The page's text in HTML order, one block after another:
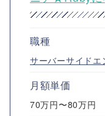
職種
サーバーサイドエ
月額単価
70万円〜80万円